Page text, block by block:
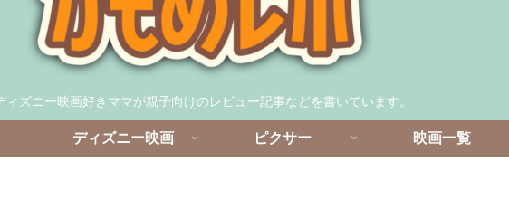
ィズニー映画好きママが親子向けのレビュー記事などを書いています。
ディズニー映画 ピクサー 映画一覧